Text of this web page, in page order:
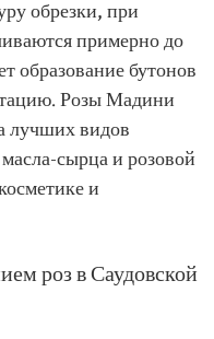
обрезки, при
примерно до
образование бутонов
Розы Мадини
лучших видов
сырца и розовой
и
роз в Саудовской